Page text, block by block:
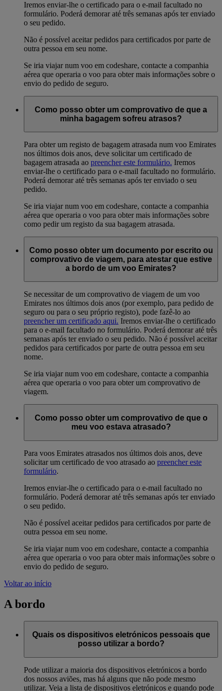
Iremos enviar-lhe o certificado para o e-mail facultado no
formulário. Poderá demorar até três semanas após ter enviado
o seu pedido.
Não é possível aceitar pedidos para certificados por parte de
outra pessoa em seu nome.
Se iria viajar num voo em codeshare, contacte a companhia
aérea que operaria o voo para obter mais informações sobre o
envio do pedido de seguro.
Como posso obter um comprovativo de que a
minha bagagem sofreu atrasos?
Para obter um registo de bagagem atrasada num voo Emirates
nos últimos dois anos, deve solicitar um certificado de
bagagem atrasada ao preencher este formulário. Iremos
enviar-lhe o certificado para o e-mail facultado no formulário.
Poderá demorar até três semanas após ter enviado o seu
pedido.
Se iria viajar num voo em codeshare, contacte a companhia
aérea que operaria o voo para obter mais informações sobre
como pedir um registo da sua bagagem atrasada.
Como posso obter um documento por escrito ou
comprovativo de viagem, para atestar que estive
a bordo de um voo Emirates?
Se necessitar de um comprovativo de viagem de um voo
Emirates nos últimos dois anos (por exemplo, para pedido de
seguro ou para o seu próprio registo), pode fazê-lo ao
preencher um certificado aqui. Iremos enviar-lhe o certificado
para o e-mail facultado no formulário. Poderá demorar até três
semanas após ter enviado o seu pedido. Não é possível aceitar
pedidos para certificados por parte de outra pessoa em seu
nome.
Se iria viajar num voo em codeshare, contacte a companhia
aérea que operaria o voo para obter um comprovativo de
viagem.
Como posso obter um comprovativo de que o
meu voo estava atrasado?
Para voos Emirates atrasados nos últimos dois anos, deve
solicitar um certificado de voo atrasado ao preencher este
formulário.
Iremos enviar-lhe o certificado para o e-mail facultado no
formulário. Poderá demorar até três semanas após ter enviado
o seu pedido.
Não é possível aceitar pedidos para certificados por parte de
outra pessoa em seu nome.
Se iria viajar num voo em codeshare, contacte a companhia
aérea que operaria o voo para obter mais informações sobre o
envio do pedido de seguro.
Voltar ao início
A bordo
Quais os dispositivos eletrónicos pessoais que
posso utilizar a bordo?
Pode utilizar a maioria dos dispositivos eletrónicos a bordo
dos nossos aviões, mas há alguns que não pode mesmo
utilizar. Veja a lista de dispositivos eletrónicos e quando pode